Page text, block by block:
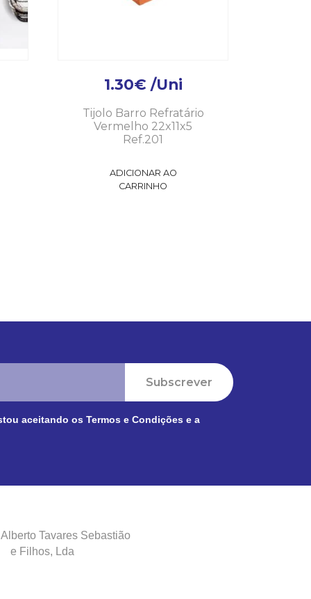
1.30€ /Uni
Tijolo Barro Refratário
Vermelho 22x11x5
Ref.201
ADICIONAR AO
CARRINHO
Subscrever
aceitando os Termos e Condições e a